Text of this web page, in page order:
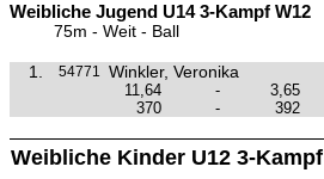
Weibliche Jugend U14 3-Kampf W12
75m - Weit - Ball
1. 54771 Winkler, Veronika
11,64 - 3,65
370
- 392
Weibliche Kinder U12 3-Kampf